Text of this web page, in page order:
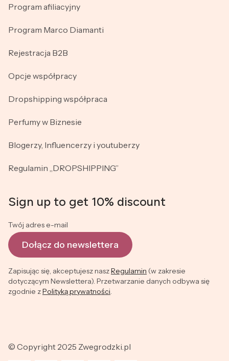
Program afiliacyjny
Program Marco Diamanti
Rejestracja B2B
Opcje współpracy
Dropshipping współpraca
Perfumy w Biznesie
Blogerzy, Influencerzy i youtuberzy
Regulamin „DROPSHIPPING”
Sign up to get 10% discount
Twój adres e-mail
Dołącz do newslettera
Zapisując się, akceptujesz naszRegulamin (w zakresie
dotyczącym Newslettera). Przetwarzanie danych odbywa się
zgodnie zPolityką prywatności.
© Copyright 2025 Zwegrodzki.pl